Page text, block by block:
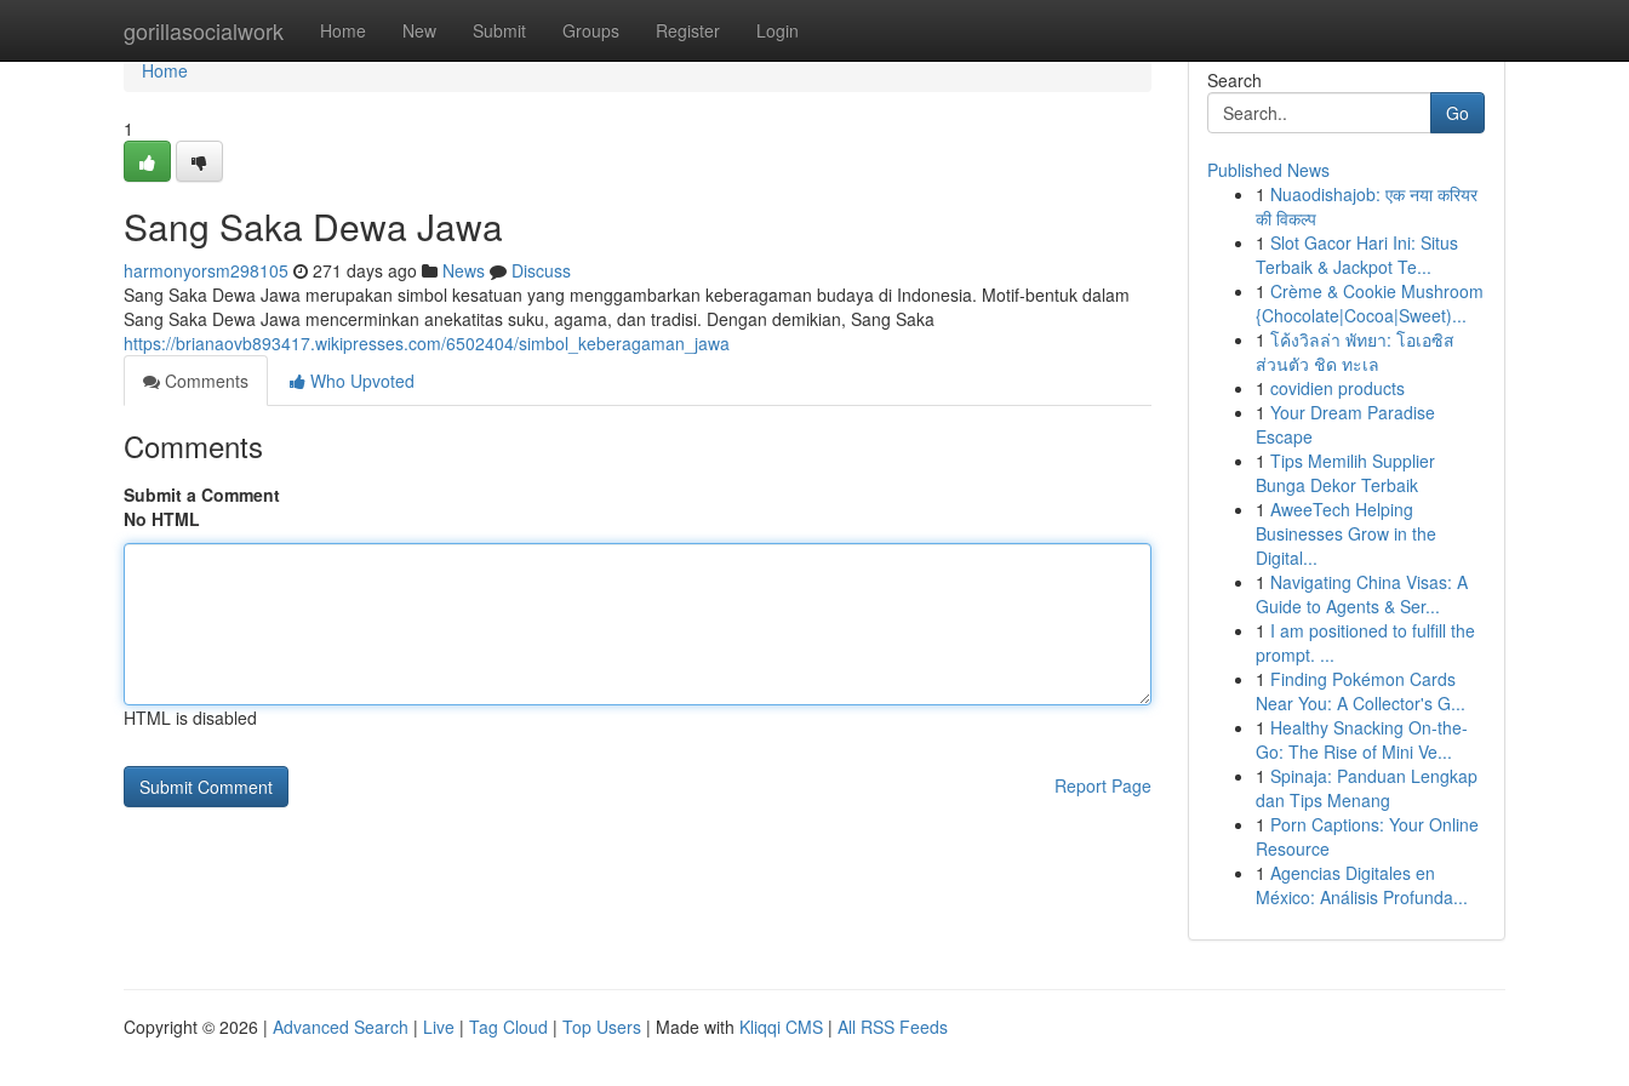
gorillasocialwork Home New Submit Groups Register Login
Home
Home
1
Sang Saka Dewa Jawa
harmonyorsm298105 271 days ago News
Discuss
Sang Saka Dewa Jawa merupakan simbol kesatuan yang menggambarkan keberagaman budaya di Indonesia. Motif-bentuk dalam
Sang Saka Dewa Jawa mencerminkan anekatitas suku, agama, dan tradisi. Dengan demikian, Sang Saka
https://brianaovb893417.wikipresses.com/6502404/simbol_keberagaman_jawa
Comments
Who Upvoted
Comments
Submit a Comment
No HTML
HTML is disabled
Report Page
Search
Go
Published News
1 Nuaodishajob: एक नया करियर
की विकल्प
1 Slot Gacor Hari Ini: Situs
Terbaik & Jackpot Te...
1 Crème & Cookie Mushroom
{Chocolate|Cocoa|Sweet)...
1 โค้งวิลล่า พัทยา: โอเอซิส
ส่วนตัว ชิด ทะเล
1 covidien products
1 Your Dream Paradise
Escape
1 Tips Memilih Supplier
Bunga Dekor Terbaik
1 AweeTech Helping
Businesses Grow in the
Digital...
1 Navigating China Visas: A
Guide to Agents & Ser...
1 I am positioned to fulfill the
prompt. ...
1 Finding Pokémon Cards
Near You: A Collector's G...
1 Healthy Snacking On-the-
Go: The Rise of Mini Ve...
1 Spinaja: Panduan Lengkap
dan Tips Menang
1 Porn Captions: Your Online
Resource
1 Agencias Digitales en
México: Análisis Profunda...
Copyright © 2026 | Advanced Search | Live | Tag Cloud | Top Users | Made with Kliqqi CMS | All RSS Feeds